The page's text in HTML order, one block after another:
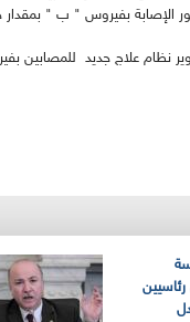
الإصابة بفيروس " ب "
نظام علاج جديد للمصابين